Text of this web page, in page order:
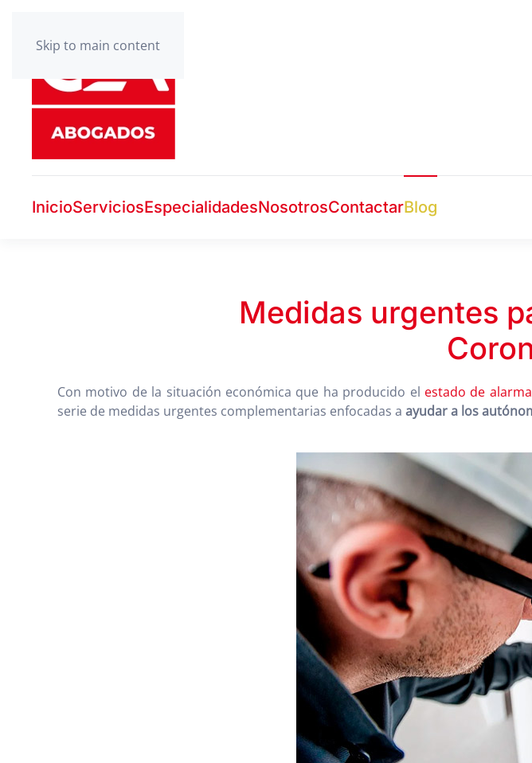
Skip to main content
InicioServiciosEspecialidadesNosotrosContactarBlog
Medidas urgentes
Con motivo de la situación económica que ha producido el estado de alarma
serie de medidas urgentes complementarias enfocadas a ayudar a los